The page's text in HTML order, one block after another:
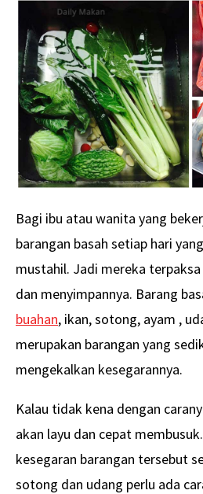
Bagi ibu atau wanita yang
barangan basah setiap hari
mustahil. Jadi mereka
dan menyimpannya. Barang
buahan, ikan, sotong, ayam ,
merupakan barangan yang
mengekalkan kesegarannya.
Kalau tidak kena dengan
akan layu dan cepat
kesegaran barangan tersebut
sotong dan udang perlu ada